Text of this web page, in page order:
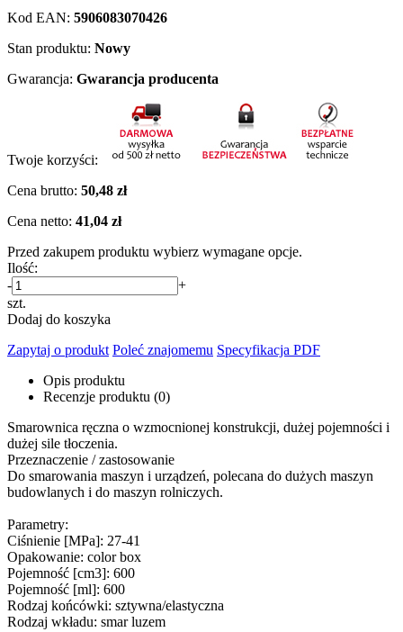
Kod EAN: 5906083070426
Stan produktu: Nowy
Gwarancja: Gwarancja producenta
Twoje korzyści:
Cena brutto: 50,48 zł
Cena netto: 41,04 zł
Przed zakupem produktu wybierz wymagane opcje.
Ilość:
-
+
szt.
Dodaj do koszyka
Zapytaj o produkt Poleć znajomemu Specyfikacja PDF
Opis produktu
Recenzje produktu (0)
Smarownica ręczna o wzmocnionej konstrukcji, dużej pojemności i
dużej sile tłoczenia.
Przeznaczenie / zastosowanie
Do smarowania maszyn i urządzeń, polecana do dużych maszyn
budowlanych i do maszyn rolniczych.
Parametry:
Ciśnienie [MPa]: 27-41
Opakowanie: color box
Pojemność [cm3]: 600
Pojemność [ml]: 600
Rodzaj końcówki: sztywna/elastyczna
Rodzaj wkładu: smar luzem